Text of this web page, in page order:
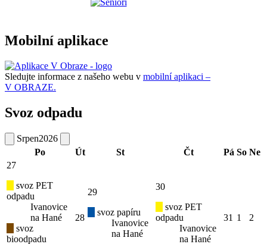
Mobilní aplikace
Sledujte informace z našeho webu v mobilní aplikaci –
V OBRAZE.
Svoz odpadu
Srpen2026
Po
Út St Čt Pá So Ne
27
svoz PET
odpadu
Ivanovice
na Hané
svoz
bioodpadu
28
29
svoz papíru
Ivanovice
na Hané
30
svoz PET
odpadu
Ivanovice
na Hané
31 1 2